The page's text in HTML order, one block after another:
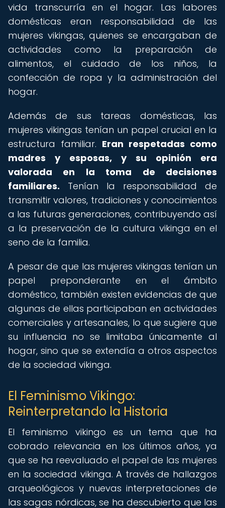
vida transcurría en el hogar. Las labores
domésticas eran responsabilidad de las
mujeres vikingas, quienes se encargaban de
actividades como la preparación de
alimentos, el cuidado de los niños, la
confección de ropa y la administración del
hogar.
Además de sus tareas domésticas, las
mujeres vikingas tenían un papel crucial en la
estructura familiar. Eran respetadas como
madres y esposas, y su opinión era
valorada en la toma de decisiones
familiares. Tenían la responsabilidad de
transmitir valores, tradiciones y conocimientos
a las futuras generaciones, contribuyendo así
a la preservación de la cultura vikinga en el
seno de la familia.
A pesar de que las mujeres vikingas tenían un
papel preponderante en el ámbito
doméstico, también existen evidencias de que
algunas de ellas participaban en actividades
comerciales y artesanales, lo que sugiere que
su influencia no se limitaba únicamente al
hogar, sino que se extendía a otros aspectos
de la sociedad vikinga.
El Feminismo Vikingo:
Reinterpretando la Historia
El feminismo vikingo es un tema que ha
cobrado relevancia en los últimos años, ya
que se ha reevaluado el papel de las mujeres
en la sociedad vikinga. A través de hallazgos
arqueológicos y nuevas interpretaciones de
las sagas nórdicas, se ha descubierto que las